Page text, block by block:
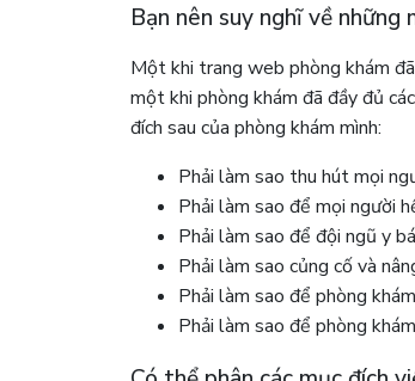
Bạn nên suy nghĩ về
Một khi trang web phòng khám
một khi phòng khám đã đầy đủ
đích sau của phòng khám mình:
Phải làm sao thu hút mọi
Phải làm sao để mọi người
Phải làm sao để đội ngũ y
Phải làm sao củng cố và
Phải làm sao để phòng
Phải làm sao để phòng